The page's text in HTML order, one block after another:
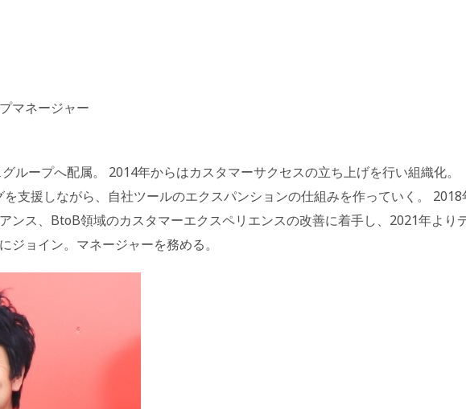
マネージャー
ループへ配属。 2014年からはカスタマーサクセスの立ち上げを行い組織化。
支援しながら、自社ツールのエクスパンションの仕組みを作っていく。 2018
ンス、BtoB領域のカスタマーエクスペリエンスの改善に着手し、2021年より
ジョイン。マネージャーを務める。